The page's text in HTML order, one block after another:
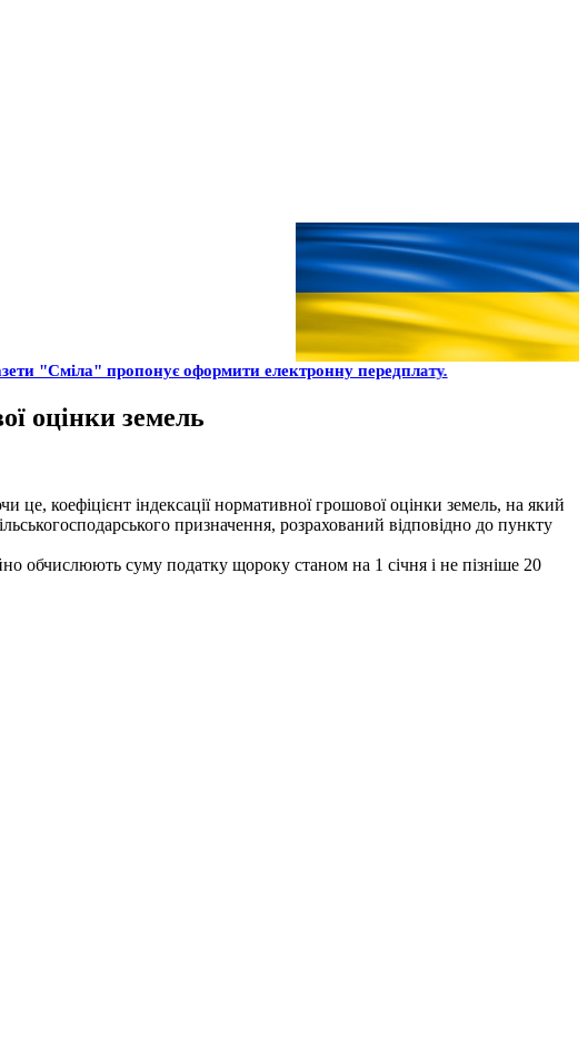
"Сміла" пропонує оформити електронну передплату.
оцінки земель
коефіцієнт індексації нормативної грошової оцінки земель, на який
призначення, розрахований відповідно до пункту
обчислюють суму податку щороку станом на 1 січня і не пізніше 20